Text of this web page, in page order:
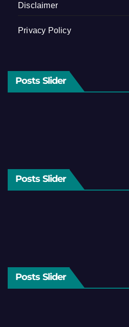
Disclaimer
Privacy Policy
Posts Slider
Posts Slider
Posts Slider